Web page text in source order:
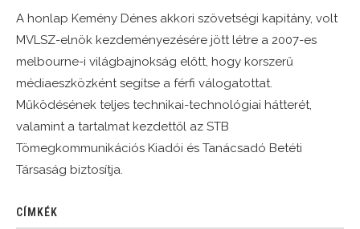
A honlap Kemény Dénes akkori szövetségi kapitány, volt
MVLSZ-elnök kezdeményezésére jött létre a 2007-es
melbourne-i világbajnokság előtt, hogy korszerű
médiaeszközként segítse a férfi válogatottat.
Működésének teljes technikai-technológiai hátterét,
valamint a tartalmat kezdettől az STB
Tömegkommunikációs Kiadói és Tanácsadó Betéti
Társaság biztosítja.
CÍMKÉK